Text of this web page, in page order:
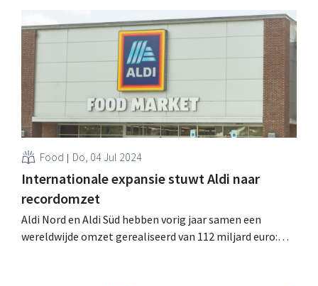
Uiteraard gaat het om meer dan enkel een middel om
Food Do, 04 Jul 2024
Internationale expansie stuwt Aldi naar
recordomzet
Aldi Nord en Aldi Süd hebben vorig jaar samen een
wereldwijde omzet gerealiseerd van 112 miljard euro: